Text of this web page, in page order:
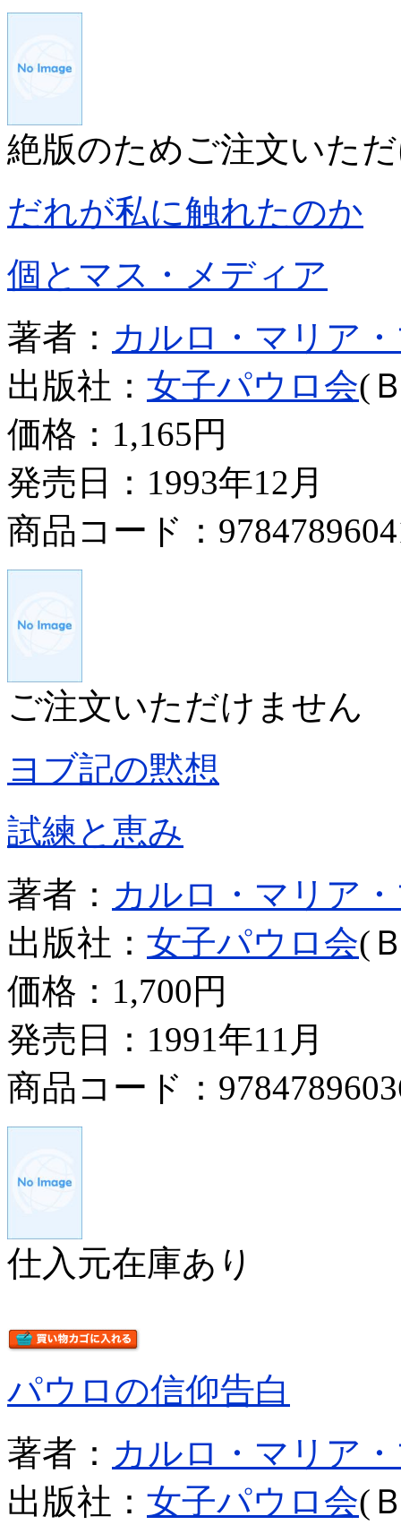
絶版のためご注文いた
だれが私に触れたのか
個とマス・メディア
著者： カルロ・マリア
出版社： 女子パウロ会(
価格： 1,165円
発売日：1993年12月
商品コード：
ご注文いただけません
ヨブ記の黙想
試練と恵み
著者： カルロ・マリア
出版社： 女子パウロ会(
価格： 1,700円
発売日：1991年11月
商品コード：
仕入元在庫あり
パウロの信仰告白
著者： カルロ・マリア
出版社： 女子パウロ会(